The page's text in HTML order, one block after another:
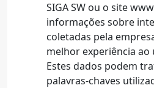
SIGA SW ou o site
informações sobre
coletadas pela
melhor experiência ao
Estes dados podem
palavras-chaves